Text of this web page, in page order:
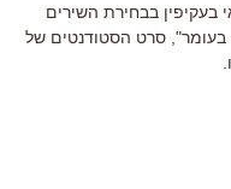
בעקיפין בבחירת השירים
בעומר", סרט הסטודנטים של